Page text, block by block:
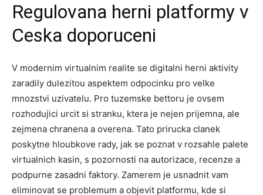
Regulovana herni platformy v
Ceska doporuceni
V modernim virtualnim realite se digitalni herni aktivity
zaradily dulezitou aspektem odpocinku pro velke
mnozstvi uzivatelu. Pro tuzemske bettoru je ovsem
rozhodujici urcit si stranku, ktera je nejen prijemna, ale
zejmena chranena a overena. Tato prirucka clanek
poskytne hloubkove rady, jak se poznat v rozsahle palete
virtualnich kasin, s pozornosti na autorizace, recenze a
podpurne zasadni faktory. Zamerem je usnadnit vam
eliminovat se problemum a objevit platformu, kde si